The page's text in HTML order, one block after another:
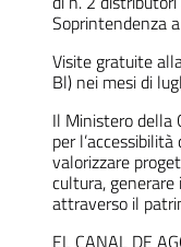
Soprintendenza
Visite gratuite
Bl) nei mesi di
Il Ministero della
per
valorizzare
cultura,
attraverso il
EL CANAL DE